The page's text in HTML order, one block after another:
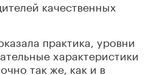
качественных
практика, уровни
характеристики
так же, как и в